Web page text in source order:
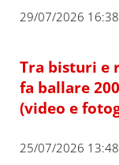
29/07/2026 16:38
Tra bisturi e
fa ballare
(video e
25/07/2026 13:48